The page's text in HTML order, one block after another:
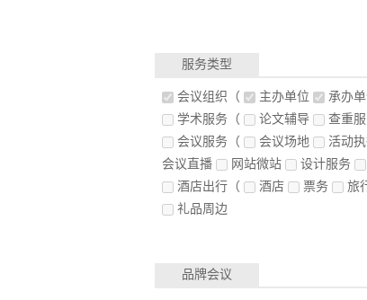
服务类型
会议组织 （ 主办单位 承办
学术服务 （ 论文辅导 查重
会议服务 （ 会议场地 活动
会议直播
网站微站 设计服务
酒店出行 （ 酒店 票务 旅
礼品周边
品牌会议